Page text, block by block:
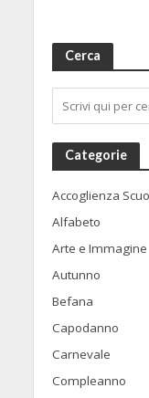
Cerca
Categorie
Accoglienza
Alfabeto
Arte e Immagine
Autunno
Befana
Capodanno
Carnevale
Compleanno